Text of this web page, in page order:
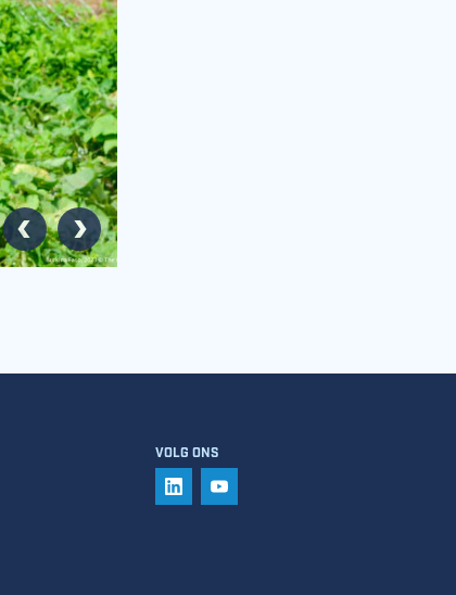
Vorige Volgende
VOLG ONS
VOLG ONS OP LINKEDIN
VOLG ONS OP YOUTUBE